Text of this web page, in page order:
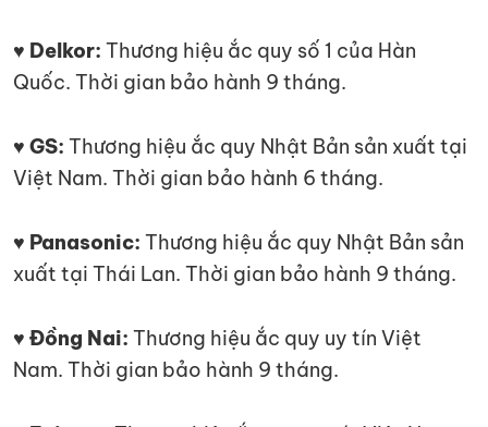
♥ Delkor: Thương hiệu ắc quy số 1 của Hàn
Quốc. Thời gian bảo hành 9 tháng.
♥ GS: Thương hiệu ắc quy Nhật Bản sản xuất tại
Việt Nam. Thời gian bảo hành 6 tháng.
♥ Panasonic: Thương hiệu ắc quy Nhật Bản sản
xuất tại Thái Lan. Thời gian bảo hành 9 tháng.
♥ Đồng Nai: Thương hiệu ắc quy uy tín Việt
Nam. Thời gian bảo hành 9 tháng.